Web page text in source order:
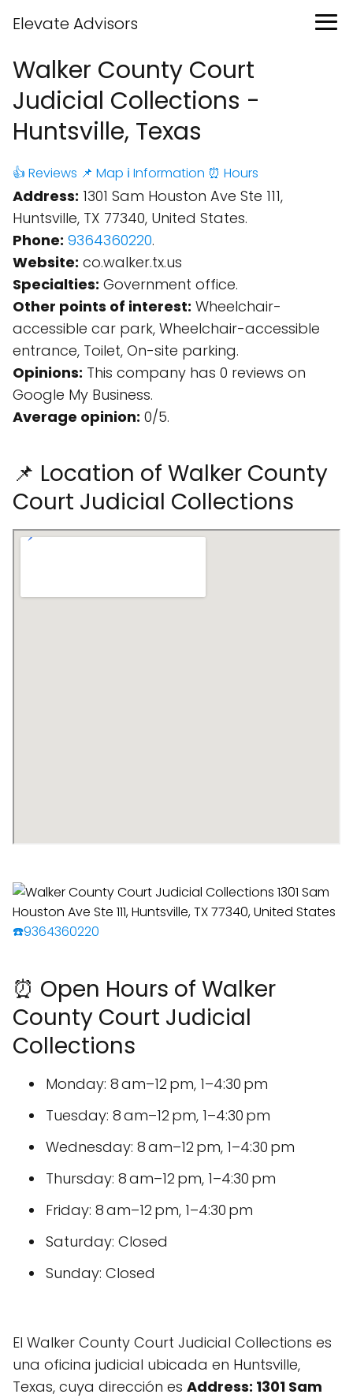
Elevate Advisors
Walker County Court
Judicial Collections -
Huntsville, Texas
👍 Reviews 📌 Map ℹ️ Information ⏰ Hours
Address: 1301 Sam Houston Ave Ste 111,
Huntsville, TX 77340, United States.
Phone: 9364360220.
Website: co.walker.tx.us
Specialties: Government office.
Other points of interest: Wheelchair-
accessible car park, Wheelchair-accessible
entrance, Toilet, On-site parking.
Opinions: This company has 0 reviews on
Google My Business.
Average opinion: 0/5.
📌 Location of Walker County
Court Judicial Collections
☎️9364360220
⏰ Open Hours of Walker
County Court Judicial
Collections
Monday: 8 am–12 pm, 1–4:30 pm
Tuesday: 8 am–12 pm, 1–4:30 pm
Wednesday: 8 am–12 pm, 1–4:30 pm
Thursday: 8 am–12 pm, 1–4:30 pm
Friday: 8 am–12 pm, 1–4:30 pm
Saturday: Closed
Sunday: Closed
El Walker County Court Judicial Collections es
una oficina judicial ubicada en Huntsville,
Texas, cuya dirección es Address: 1301 Sam